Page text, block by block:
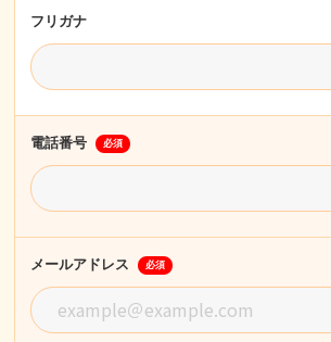
フリガナ
電話番号 必須
メールアドレス 必須